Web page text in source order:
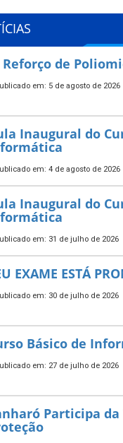
Reforço de
em: 5 de agosto de 2026
Inaugural do
em: 4 de agosto de 2026
Inaugural do
em: 31 de julho de 2026
EXAME ESTÁ
em: 30 de julho de 2026
Básico de
em: 27 de julho de 2026
Participa